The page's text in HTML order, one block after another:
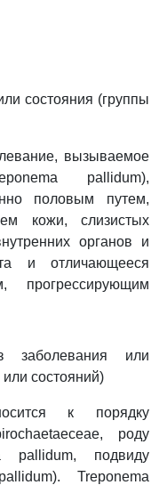
состояния (группы
вызываемое
pallidum),
половым путем,
кожи, слизистых
органов и
и отличающееся
прогрессирующим
заболевания или
состояний)
к порядку
роду
pallidum, подвиду
Treponema